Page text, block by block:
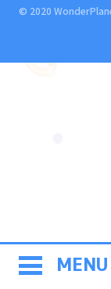
MENU
© 2020